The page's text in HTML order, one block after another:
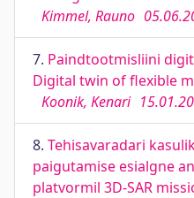
Kimmel, Rauno
7. Paindtootmisliini
Digital twin of flexible
Koonik, Kenari
8. Tehisavaradari
paigutamise esialgne
platvormil 3D-SAR